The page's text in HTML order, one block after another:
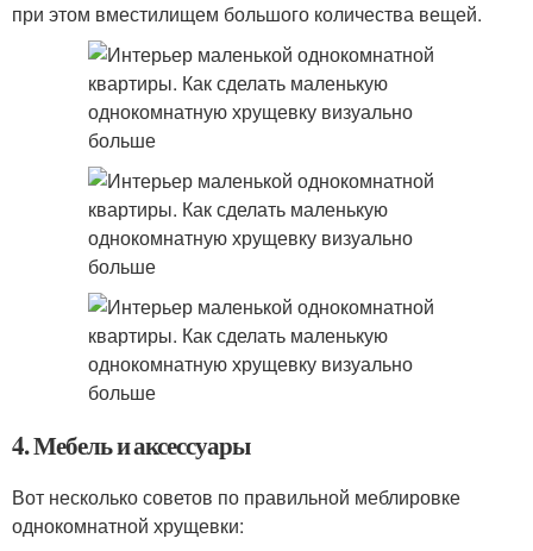
при этом вместилищем большого количества вещей.
4. Мебель и аксессуары
Вот несколько советов по правильной меблировке
однокомнатной хрущевки: